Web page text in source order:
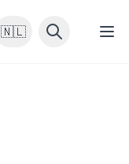
🇳🇱